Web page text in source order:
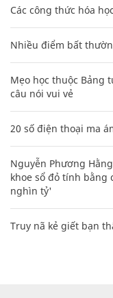
Các công thức hóa
Nhiều điểm bất
Mẹo học thuộc Bảng
câu nói vui vẻ
20 số điện thoại ma
Nguyễn Phương
khoe sổ đỏ tính bằng
nghìn tỷ'
Truy nã kẻ giết bạn